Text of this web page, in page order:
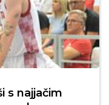
s najjačim